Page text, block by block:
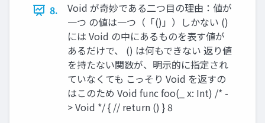
8.
Void が奇妙である⼆つ⽬の理由：値が
⼀つ の値は⼀つ（「()」）しかない ()
には Void の中にあるものを表す値が
あるだけで、 () は何もできない 返り値
を持たない関数が、明⽰的に指定され
ていなくても こっそり Void を返すの
はこのため Void func foo(_ x: Int) /* -
> Void */ { // return () } 8